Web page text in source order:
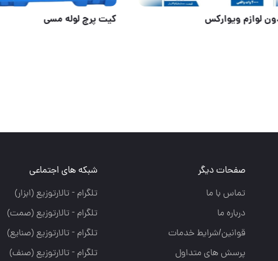
شارژی ویوارکس اتو بدون لوازم ویوارکس
صفحات دیگر
تماس با ما
درباره ما
قوانین/شرایط خدمات
پرسش های متداول
شبکه های اجتماعی
تلگرام - تالارتوزيع (ابزار)
تلگرام - تالارتوزيع (صمت)
تلگرام - تالارتوزيع (صنايع)
تلگرام - تالارتوزیع (صنف)